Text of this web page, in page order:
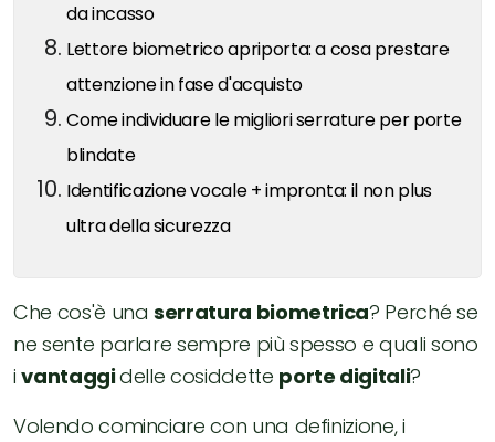
da incasso
Lettore biometrico apriporta: a cosa prestare
attenzione in fase d'acquisto
Come individuare le migliori serrature per porte
blindate
Identificazione vocale + impronta: il non plus
ultra della sicurezza
Che cos'è unaserratura biometrica? Perché se
ne sente parlare sempre più spesso e quali sono
ivantaggidelle cosiddette porte digitali?
Volendo cominciare con una definizione, i